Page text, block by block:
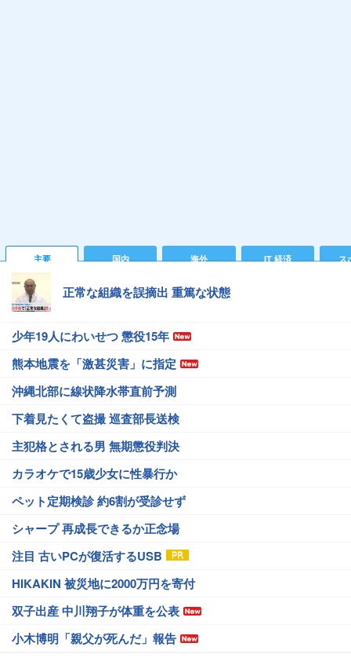
主要 国内 海外 IT 経済 ス
正常な組織を誤摘出 重篤な状態
少年19人にわいせつ 懲役15年
熊本地震を「激甚災害」に指定
沖縄北部に線状降水帯直前予測
下着見たくて盗撮 巡査部長送検
主犯格とされる男 無期懲役判決
カラオケで15歳少女に性暴行か
ペット定期検診 約6割が受診せず
シャープ 再成長できるか正念場
注目 古いPCが復活するUSB
HIKAKIN 被災地に2000万円を寄付
双子出産 中川翔子が体重を公表
小木博明「親父が死んだ」報告